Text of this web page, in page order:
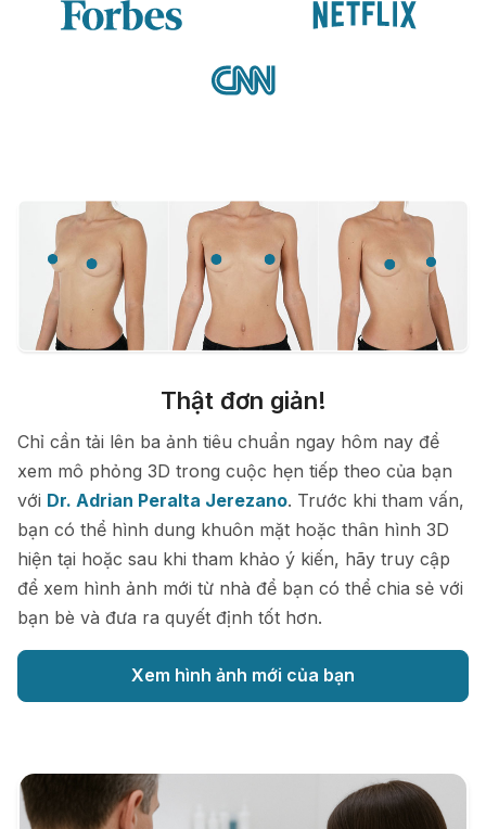
Thật đơn giản!
Chỉ cần tải lên ba ảnh tiêu chuẩn ngay hôm nay để
xem mô phỏng 3D trong cuộc hẹn tiếp theo của bạn
với Dr. Adrian Peralta Jerezano. Trước khi tham vấn,
bạn có thể hình dung khuôn mặt hoặc thân hình 3D
hiện tại hoặc sau khi tham khảo ý kiến, hãy truy cập
để xem hình ảnh mới từ nhà để bạn có thể chia sẻ với
bạn bè và đưa ra quyết định tốt hơn.
Xem hình ảnh mới của bạn